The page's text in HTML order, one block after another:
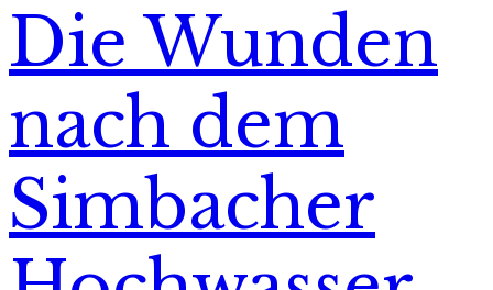
Die Wunden
nach dem
Simbacher